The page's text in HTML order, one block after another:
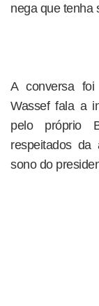
nega que tenha
A conversa
Wassef fala a
pelo próprio
respeitados da
sono do